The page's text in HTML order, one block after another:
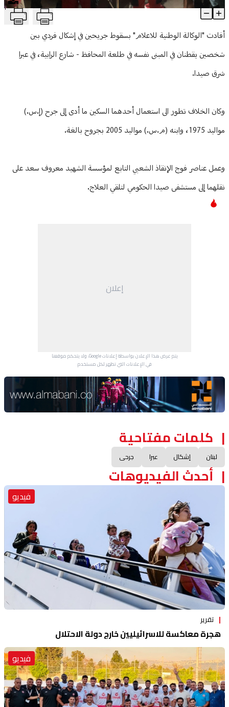
منوعات
جريحان في إشكال فردي في عبرا T
Article Content
أفادت "الوكالة الوطنية للاعلام" بسقوط جريحين في إشكال فردي بين
شخصين يقطنان في المبنى نفسه في طلعة المحافظ - شارع الرابية، في عبرا
شرق صيدا.
وكان الخلاف تطور الى استعمال أحدهما السكين ما أدى إلى جرح (إ.س.)
مواليد 1975، وابنه (م.س.) مواليد 2005 بجروح بالغة.
وعمل عناصر فوج الإنقاذ الشعبي التابع لمؤسسة الشهيد معروف سعد على
نقلهما إلى مستشفى صيدا الحكومي لتلقي العلاج.
إعلان
يتم عرض هذا الإعلان بواسطة إعلانات Google، ولا يتحكم موقعنا
في الإعلانات التي تظهر لكل مستخدم.
Advertisement Section
كلمات مفتاحية
لبنان إشكال عبرا جرحى
أحدث الفيديوهات
فيديو
تقرير
هجرة معاكسة للاسرائيليين خارج دولة الاحتلال
فيديو